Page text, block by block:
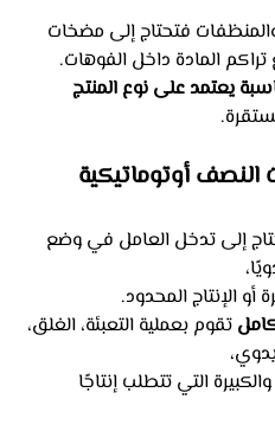
فتحتاج إلى مضخات
المادة داخل الفوهات.
يعتمد على نوع المنتج
النصف أوتوماتيكية
إلى تدخل العامل في وضع
الإنتاج المحدود.
تقوم بعملية التعبئة، الغلق،
التي تتطلب إنتاجًا